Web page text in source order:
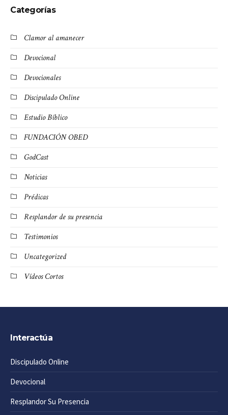
Categorías
Clamor al amanecer
Devocional
Devocionales
Discipulado Online
Estudio Bíblico
FUNDACIÓN OBED
GodCast
Noticias
Prédicas
Resplandor de su presencia
Testimonios
Uncategorized
Vídeos Cortos
Interactúa
Discipulado Online
Devocional
Resplandor Su Presencia